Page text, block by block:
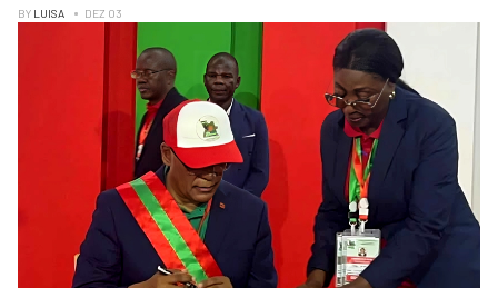
BY LUISA DEZ 03